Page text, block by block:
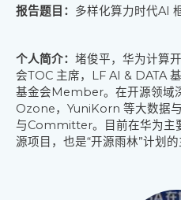
报告题目： 多样化算力时代AI
个人简介： 堵俊平，华为计算
会TOC 主席，LF AI & DATA
基金会Member。在开源领域
Ozone，YuniKorn 等大数据
与Committer。目前在华为主
源项目，也是“开源雨林”计划的